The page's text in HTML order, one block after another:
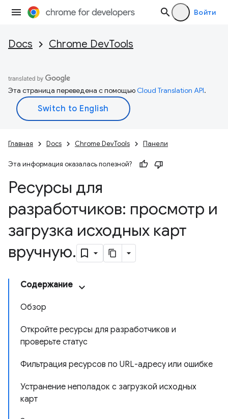
Войти
Docs Chrome DevTools
Эта страница переведена с помощьюCloud Translation API.
Главная Docs Chrome DevTools Панели
Эта информация оказалась полезной?
Ресурсы для
разработчиков: просмотр и
загрузка исходных карт
вручную.
Содержание
Обзор
Откройте ресурсы для разработчиков и
проверьте статус
Фильтрация ресурсов по URL-адресу или ошибке
Устранение неполадок с загрузкой исходных
карт